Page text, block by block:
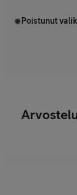
Poistunut